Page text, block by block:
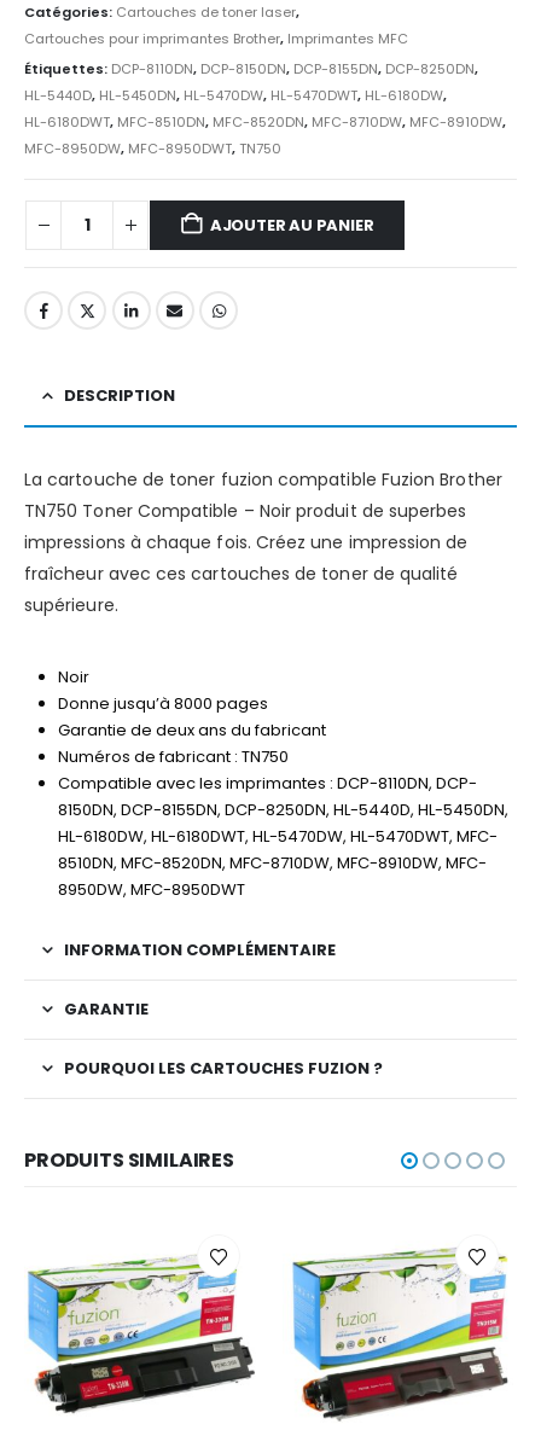
Catégories: Cartouches de toner laser,
Cartouches pour imprimantes Brother, Imprimantes MFC
Étiquettes: DCP-8110DN, DCP-8150DN, DCP-8155DN, DCP-8250DN,
HL-5440D, HL-5450DN, HL-5470DW, HL-5470DWT, HL-6180DW,
HL-6180DWT, MFC-8510DN, MFC-8520DN, MFC-8710DW, MFC-8910DW,
MFC-8950DW, MFC-8950DWT,TN750
AJOUTER AU PANIER
DESCRIPTION
La cartouche de toner fuzion compatible Fuzion Brother
TN750 Toner Compatible – Noir produit de superbes
impressions à chaque fois. Créez une impression de
fraîcheur avec ces cartouches de toner de qualité
supérieure.
Noir
Donne jusqu’à 8000 pages
Garantie de deux ans du fabricant
Numéros de fabricant : TN750
Compatible avec les imprimantes : DCP-8110DN, DCP-
8150DN, DCP-8155DN, DCP-8250DN, HL-5440D, HL-5450DN,
HL-6180DW, HL-6180DWT, HL-5470DW, HL-5470DWT, MFC-
8510DN, MFC-8520DN, MFC-8710DW, MFC-8910DW, MFC-
8950DW, MFC-8950DWT
INFORMATION COMPLÉMENTAIRE
GARANTIE
POURQUOI LES CARTOUCHES FUZION ?
PRODUITS SIMILAIRES